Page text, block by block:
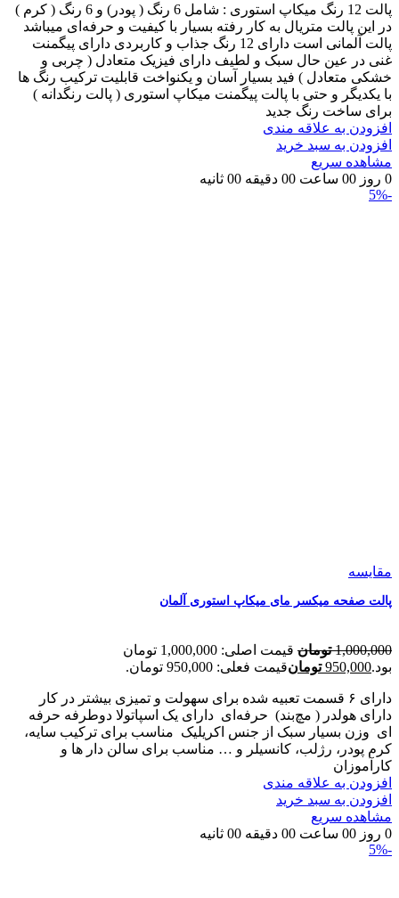
پالت 12 رنگ میکاپ استوری : شامل 6 رنگ ( پودر) و 6 رنگ ( کرم )
در این پالت متریال به کار رفته بسیار با کیفیت و حرفه‌ای میباشد
پالت آلمانی است دارای 12 رنگ جذاب و کاربردی دارای پیگمنت
غنی در عین حال سبک و لطیف دارای فیزیک متعادل ( چربی و
خشکی متعادل ) فید بسیار آسان و یکنواخت قابلیت ترکیب رنگ ها
با یکدیگر و حتی با پالت پیگمنت میکاپ استوری ( پالت رنگدانه )
برای ساخت رنگ جدید
افزودن به علاقه مندی
افزودن به سبد خرید
مشاهده سریع
0 روز 00 ساعت 00 دقیقه 00 ثانیه
-5%
مقایسه
پالت صفحه میکسر مای میکاپ استوری آلمان
1,000,000 تومان
قیمت اصلی: 1,000,000 تومان
بود.950,000 تومانقیمت فعلی: 950,000 تومان.
دارای ۶ قسمت تعبیه شده برای سهولت و تمیزی بیشتر در کار
دارای هولدر ( مچ‌بند) حرفه‌ای دارای یک اسپاتولا دوطرفه‌ حرفه
ای وزن بسیار سبک از جنس اکریلیک مناسب برای ترکیب سایه،
کرم پودر، رژلب، کانسیلر و … مناسب برای سالن دار ها و
کارآموزان
افزودن به علاقه مندی
افزودن به سبد خرید
مشاهده سریع
0 روز 00 ساعت 00 دقیقه 00 ثانیه
-5%